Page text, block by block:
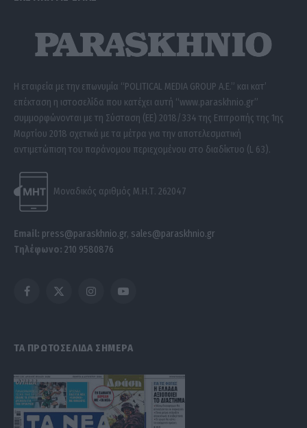
Η εταιρεία με την επωνυμία “POLITICAL MEDIA GROUP A.E.” και κατ’
επέκταση η ιστοσελίδα που κατέχει αυτή “www.paraskhnio.gr”
συμμορφώνονται με τη Σύσταση (ΕΕ) 2018/334 της Επιτροπής της 1ης
Μαρτίου 2018 σχετικά με τα μέτρα για την αποτελεσματική
αντιμετώπιση του παράνομου περιεχομένου στο διαδίκτυο (L 63).
Μοναδικός αριθμός Μ.Η.Τ. 262047
Email: press@paraskhnio.gr, sales@paraskhnio.gr
Τηλέφωνο: 210 9580876
Facebook
X
InstagramYouTube
ΤΑ ΠΡΩΤΟΣΕΛΙΔΑ ΣΗΜΕΡΑ